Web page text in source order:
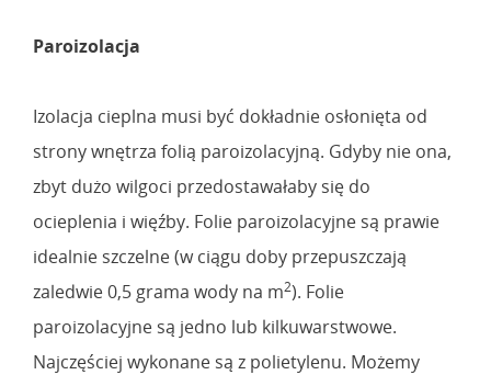
Paroizolacja
Izolacja cieplna musi być dokładnie osłonięta od
strony wnętrza folią paroizolacyjną. Gdyby nie ona,
zbyt dużo wilgoci przedostawałaby się do
ocieplenia i więźby. Folie paroizolacyjne są prawie
idealnie szczelne (w ciągu doby przepuszczają
zaledwie 0,5 grama wody na m2). Folie
paroizolacyjne są jedno lub kilkuwarstwowe.
Najczęściej wykonane są z polietylenu. Możemy